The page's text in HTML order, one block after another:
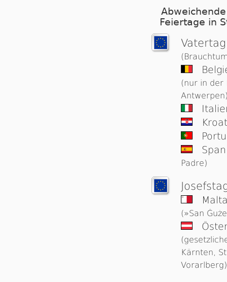
Feiertage in
Vatertag
(nur in der
Padre)
(»San
Kärnten,
Vorarlberg)